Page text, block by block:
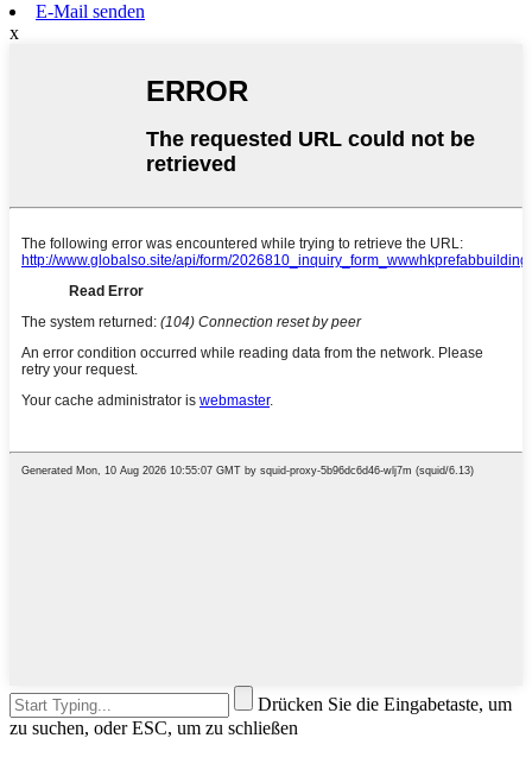
E-Mail senden
x
Drücken Sie die Eingabetaste, um
zu suchen, oder ESC, um zu schließen